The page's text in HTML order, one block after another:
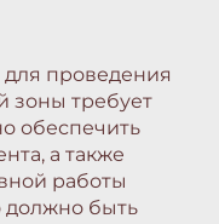
проведения
зоны требует
обеспечить
а также
работы
должно быть